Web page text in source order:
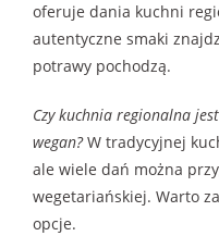
oferuje dania kuchni
autentyczne smaki
potrawy pochodzą.
Czy kuchnia regionalna
wegan? W tradycyjnej
ale wiele dań można
wegetariańskiej. Warto
opcje.